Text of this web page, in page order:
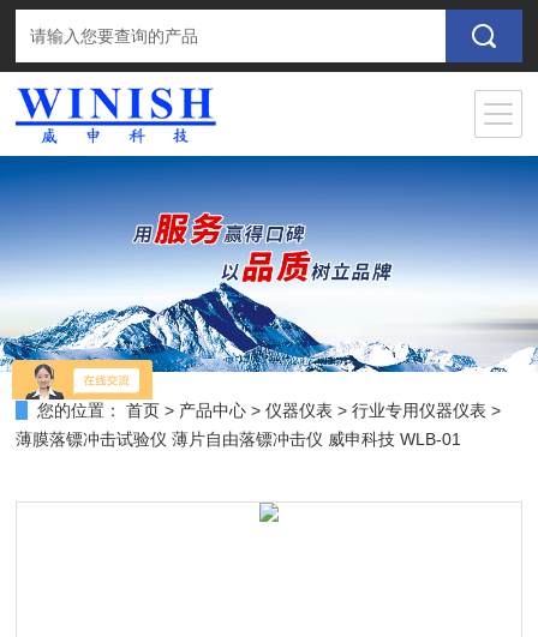
您的位置： 首页 > 产品中心 >仪器仪表 >行业专用仪器仪表 >
薄膜落镖冲击试验仪 薄片自由落镖冲击仪 威申科技 WLB-01